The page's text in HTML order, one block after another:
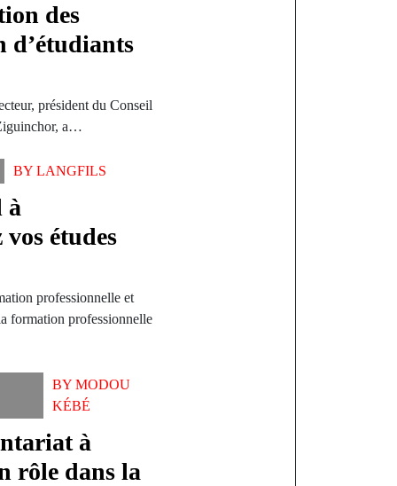
des
d’étudiants
président du Conseil
a…
BYLANGFILS
à
études
professionnelle et
formation professionnelle
BY MODOU
KÉBÉ
à
rôle dans la